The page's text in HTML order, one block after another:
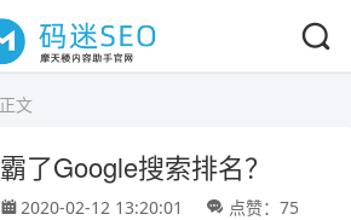
正文
了Google搜索排名？
2020-02-12 13:20:01 点赞：75